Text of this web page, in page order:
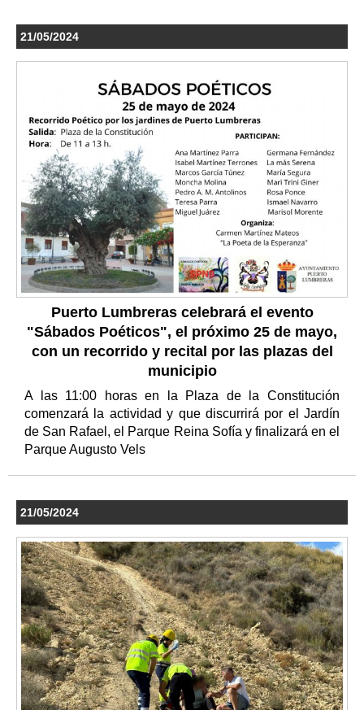
21/05/2024
Puerto Lumbreras celebrará el evento
"Sábados Poéticos", el próximo 25 de mayo,
con un recorrido y recital por las plazas del
municipio
A las 11:00 horas en la Plaza de la Constitución
comenzará la actividad y que discurrirá por el Jardín
de San Rafael, el Parque Reina Sofía y finalizará en el
Parque Augusto Vels
21/05/2024